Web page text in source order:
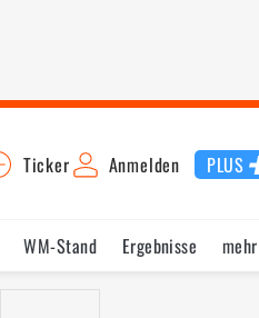
Ticker Anmelden PLUS
WM-Stand
Ergebnisse
mehr